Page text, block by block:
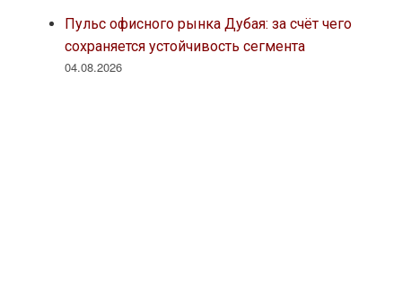
Пульс офисного рынка Дубая: за счёт чего
сохраняется устойчивость сегмента
04.08.2026